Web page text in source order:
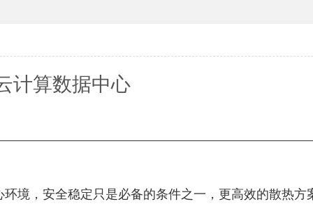
计算数据中心
境，安全稳定只是必备的条件之一，更高效的散热方